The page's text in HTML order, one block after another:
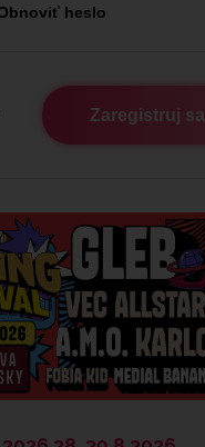
heslo
Zaregistruj sa